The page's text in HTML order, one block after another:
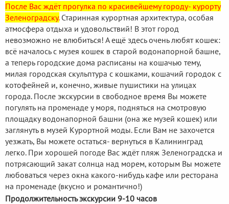
После Вас ждёт прогулка по красивейшему городу- курорту
Зеленоградску.Старинная курортная архитектура, особая
атмосфера отдыха и удовольствий! В этот город
невозможно не влюбиться! А ещё здесь очень любят кошек:
всё началось с музея кошек в старой водонапорной башне,
а теперь городские дома расписаны на кошачью тему,
милая городская скульптура с кошками, кошачий городок с
котофейней и, конечно, живые пушистики на улицах
города. После экскурсии в свободное время Вы можете
погулять на променаде у моря, подняться на смотровую
площадку водонапорной башни (она же музей кошек) или
заглянуть в музей Курортной моды. Если Вам не захочется
уезжать, Вы можете остаться- вернуться в Калининград
легко. При хорошей погоде Вас ждёт пляж Зеленоградска и
потрясающий закат солнца над морем, которым Вы можете
любоваться через окна какого-нибудь кафе или ресторана
на променаде (вкусно и романтично!)
Продолжительность экскурсии 9-10 часов